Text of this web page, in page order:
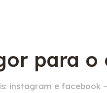
para o
instagram e